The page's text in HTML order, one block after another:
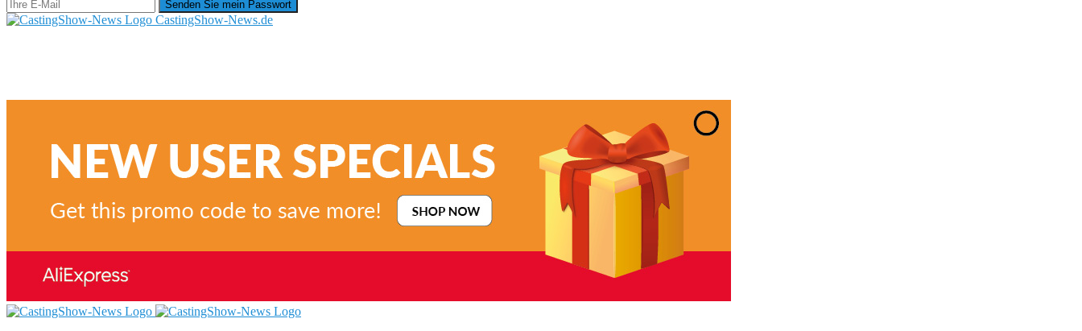
CastingShow-News.de